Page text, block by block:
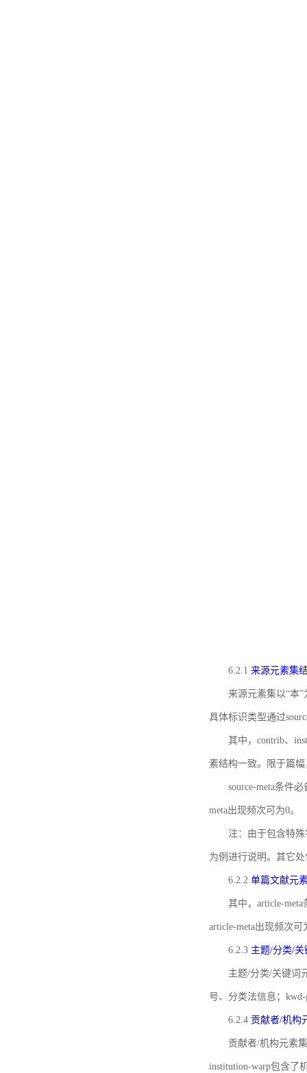
6.2.1 来源元素集
来源元素集以“本
具体标识类型通过
其中，contrib、
素结构一致。限于篇
source-meta条件
meta出现频次可为0。
注：由于包含特殊
为例进行说明。其它
6.2.2 单篇文献元
其中，article-
article-meta出现频次可
6.2.3 主题/分类/
主题/分类/关键词
号、分类法信息；
6.2.4 贡献者/机构
贡献者/机构元素
institution-warp包含了